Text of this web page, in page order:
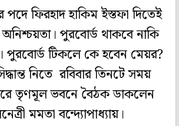
ফিরহাদ হাকিম ইস্তফা দিতেই
পুরবোর্ড থাকবে নাকি
পুরবোর্ড টিকলে কে হবেন মেয়র?
নিতে রবিবার তিনটে সময়
তৃণমূল ভবনে বৈঠক ডাকলেন
মমতা বন্দ্যোপাধ্যায়।